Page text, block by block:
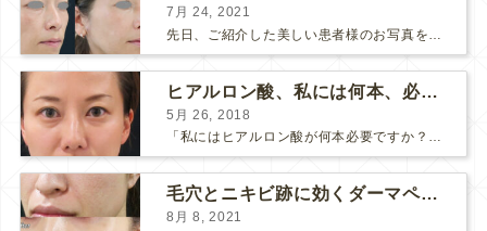
7月 24, 2021
先日、ご紹介した美しい患者様のお写真を使わせていただいて、おでこのヒアルロン酸注射について説明します。 （≫ 写真の患者様の経過はこちら『２年間で若返って綺麗になられた患者様』） なぜおでこに...
ヒアルロン酸、私には何本、必要ですか？
5月 26, 2018
「私にはヒアルロン酸が何本必要ですか？」 診察の時によく聞かれますが、なかなか難しい質問です。 どこまでこだわってキレイにしたいかによって 使うヒアルロン酸の量が変わるからです。 前回もご紹介させ...
毛穴とニキビ跡に効くダーマペン４フルコース
8月 8, 2021